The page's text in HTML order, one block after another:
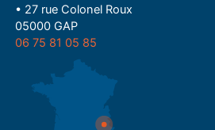
• 27 rue Colonel Roux
05000 GAP
06 75 81 05 85